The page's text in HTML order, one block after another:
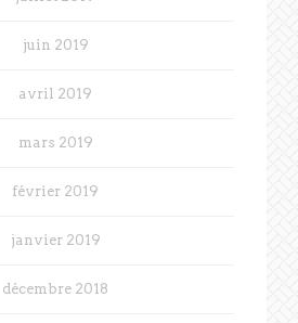
juin 2019
avril 2019
mars 2019
février 2019
janvier 2019
décembre 2018